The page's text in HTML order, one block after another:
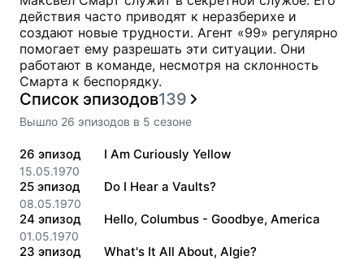
действия часто приводят к неразберихе и
создают новые трудности. Агент «99» регулярно
помогает ему разрешать эти ситуации. Они
работают в команде, несмотря на склонность
Смарта к беспорядку.
Список эпизодов139
Вышло 26 эпизодов в 5 сезоне
26 эпизод
15.05.1970
I Am Curiously Yellow
25 эпизод
08.05.1970
Do I Hear a Vaults?
24 эпизод
01.05.1970
Hello, Columbus - Goodbye, America
23 эпизод What's It All About, Algie?